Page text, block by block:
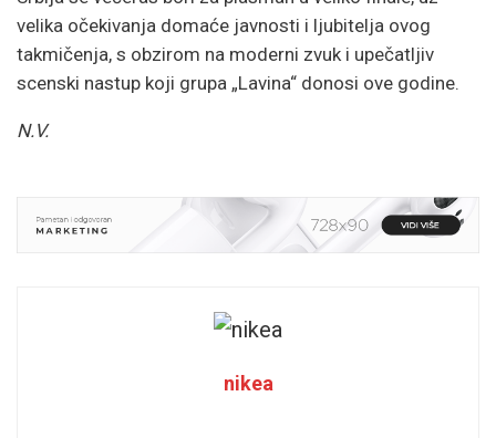
velika očekivanja domaće javnosti i ljubitelja ovog
takmičenja, s obzirom na moderni zvuk i upečatljiv
scenski nastup koji grupa „Lavina“ donosi ove godine.
N.V.
nikea